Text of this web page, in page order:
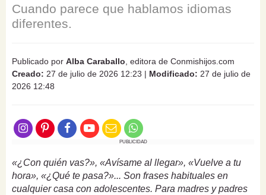
Cuando parece que hablamos idiomas
diferentes.
Publicado por Alba Caraballo , editora de Conmishijos.com
Creado: 27 de julio de 2026 12:23 | Modificado: 27 de julio de
2026 12:48
PUBLICIDAD
«¿Con quién vas?», «Avísame al llegar», «Vuelve a tu
hora», «¿Qué te pasa?»... Son frases habituales en
cualquier casa con adolescentes. Para madres y padres